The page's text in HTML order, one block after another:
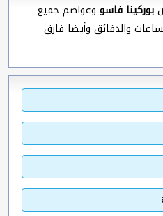
بوركينا فاسو وعواصم جميع
والدقائق وأيضا فارق